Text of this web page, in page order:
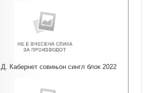
Кабернет совињон сингл блок 2022